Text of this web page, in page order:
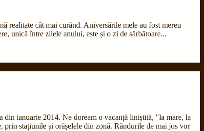
realitate cât mai curând. Aniversările mele au fost mereu
unică între zilele anului, este și o zi de sărbătoare...
din ianuarie 2014. Ne doream o vacanță liniștită, "la mare, la
stațiunile și orășelele din zonă. Rândurile de mai jos vor